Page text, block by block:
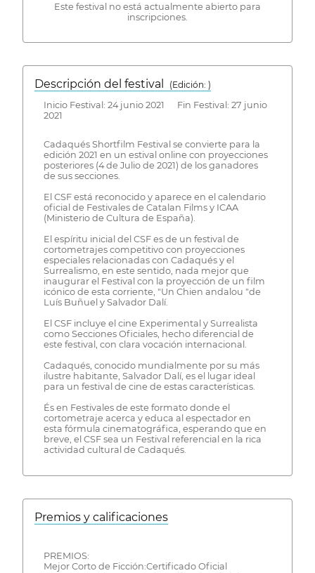
Este festival no está actualmente abierto para
inscripciones.
Descripción del festival
( Edición: )
Inicio Festival: 24 junio 2021 Fin Festival: 27 junio
2021
Cadaqués Shortfilm Festival se convierte para la
edición 2021 en un estival online con proyecciones
posteriores (4 de Julio de 2021) de los ganadores
de sus secciones.
El CSF está reconocido y aparece en el calendario
oficial de Festivales de Catalan Films y ICAA
(Ministerio de Cultura de España).
El espíritu inicial del CSF es de un festival de
cortometrajes competitivo con proyecciones
especiales relacionadas con Cadaqués y el
Surrealismo, en este sentido, nada mejor que
inaugurar el Festival con la proyección de un film
icónico de esta corriente, "Un Chien andalou "de
Luís Buñuel y Salvador Dalí.
El CSF incluye el cine Experimental y Surrealista
como Secciones Oficiales, hecho diferencial de
este festival, con clara vocación internacional.
Cadaqués, conocido mundialmente por su más
ilustre habitante, Salvador Dalí, es el lugar ideal
para un festival de cine de estas características.
És en Festivales de este formato donde el
cortometraje acerca y educa al espectador en
esta fórmula cinematográfica, esperando que en
breve, el CSF sea un Festival referencial en la rica
actividad cultural de Cadaqués.
Premios y calificaciones
PREMIOS:
Mejor Corto de Ficción:Certificado Oficial